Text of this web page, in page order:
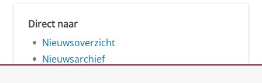
Direct naar
Nieuwsoverzicht
Nieuwsarchief